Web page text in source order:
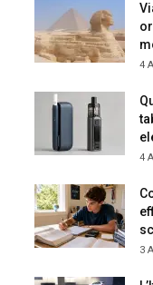
4
4
3